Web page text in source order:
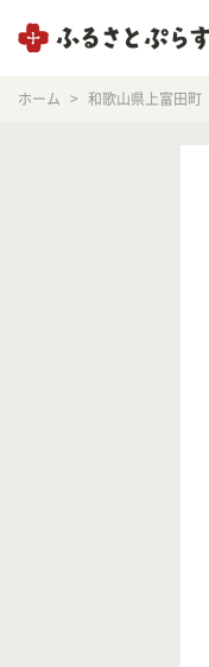
ホーム 和歌山県上富田町